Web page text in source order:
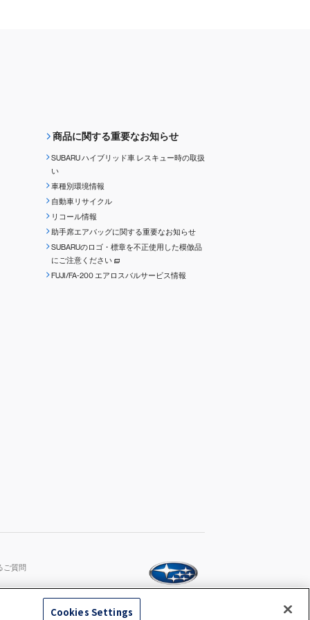
商品に関する重要なお知らせ
SUBARU ハイブリッド車 レスキュー時の取扱
い
車種別環境情報
自動車リサイクル
リコール情報
助手席エアバッグに関する重要なお知らせ
SUBARUのロゴ・標章を不正使用した模倣品
にご注意ください
FUJI/FA-200 エアロスバルサービス情報
ご質問
Cookies Settings